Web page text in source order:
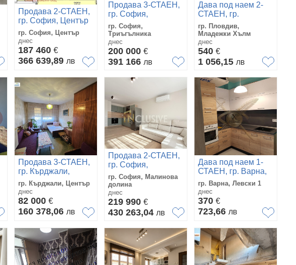
Продава 2-СТАЕН,
гр. София, Център
гр. София, Център
днес
187 460 €
366 639,89 лв
Продава 3-СТАЕН,
гр. София,
Триъгълника
гр. София,
Триъгълника
днес
200 000 €
391 166 лв
Дава под наем 2-
СТАЕН, гр.
Пловдив,
Младежки Хълм
гр. Пловдив,
Младежки Хълм
днес
540 €
1 056,15 лв
Продава 3-СТАЕН,
гр. Кърджали,
Център
гр. Кърджали, Център
днес
82 000 €
160 378,06 лв
Продава 2-СТАЕН,
гр. София,
Малинова долина
гр. София, Малинова
долина
днес
219 990 €
430 263,04 лв
Дава под наем 1-
СТАЕН, гр. Варна,
Левски 1
гр. Варна, Левски 1
днес
370 €
723,66 лв